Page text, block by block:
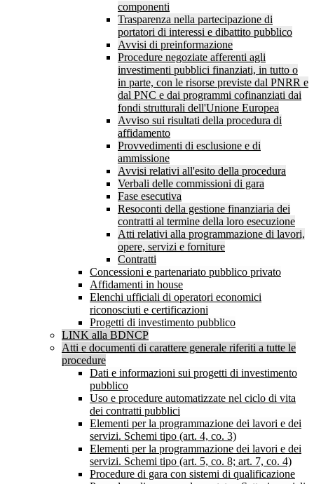
componenti
Trasparenza nella partecipazione di
portatori di interessi e dibattito pubblico
Avvisi di preinformazione
Procedure negoziate afferenti agli
investimenti pubblici finanziati, in tutto o
in parte, con le risorse previste dal PNRR e
dal PNC e dai programmi cofinanziati dai
fondi strutturali dell'Unione Europea
Avviso sui risultati della procedura di
affidamento
Provvedimenti di esclusione e di
ammissione
Avvisi relativi all'esito della procedura
Verbali delle commissioni di gara
Fase esecutiva
Resoconti della gestione finanziaria dei
contratti al termine della loro esecuzione
Atti relativi alla programmazione di lavori,
opere, servizi e forniture
Contratti
Concessioni e partenariato pubblico privato
Affidamenti in house
Elenchi ufficiali di operatori economici
riconosciuti e certificazioni
Progetti di investimento pubblico
LINK alla BDNCP
Atti e documenti di carattere generale riferiti a tutte le
procedure
Dati e informazioni sui progetti di investimento
pubblico
Uso e procedure automatizzate nel ciclo di vita
dei contratti pubblici
Elementi per la programmazione dei lavori e dei
servizi. Schemi tipo (art. 4, co. 3)
Elementi per la programmazione dei lavori e dei
servizi. Schemi tipo (art. 5, co. 8; art. 7, co. 4)
Procedure di gara con sistemi di qualificazione